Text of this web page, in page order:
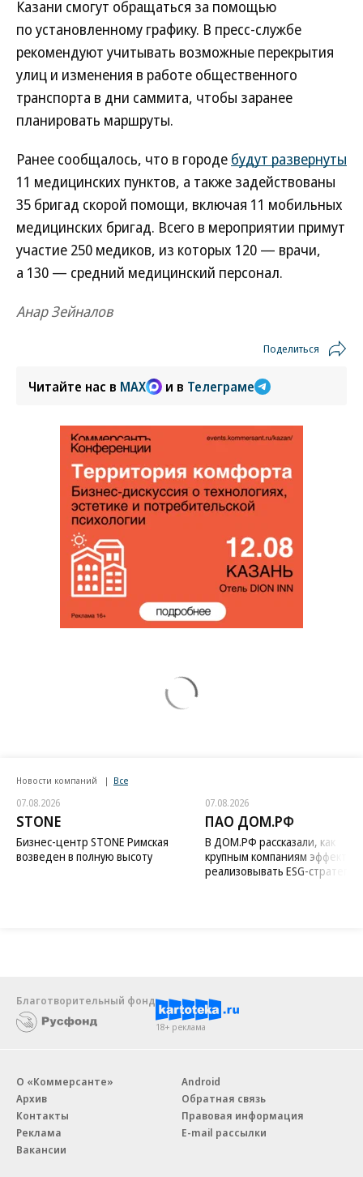
Казани смогут обращаться за помощью
по установленному графику. В пресс-службе
рекомендуют учитывать возможные перекрытия
улиц и изменения в работе общественного
транспорта в дни саммита, чтобы заранее
планировать маршруты.
Ранее сообщалось, что в городе будут развернуты
11 медицинских пунктов, а также задействованы
35 бригад скорой помощи, включая 11 мобильных
медицинских бригад. Всего в мероприятии примут
участие 250 медиков, из которых 120 — врачи,
а 130 — средний медицинский персонал.
Анар Зейналов
Поделиться
Читайте нас в MAX и в Телеграме
Новости компаний Все
07.08.2026
STONE
Бизнес-центр STONE Римская
возведен в полную высоту
07.08.2026
ПАО ДОМ.РФ
В ДОМ.РФ рассказали, как
крупным компаниям
реализовывать ESG-стратегию
Благотворительный фонд
18+ реклама
О «Коммерсанте»
Архив
Контакты
Реклама
Вакансии
Android
Обратная связь
Правовая информация
E-mail рассылки